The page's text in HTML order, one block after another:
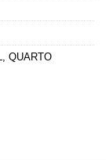
QUARTO